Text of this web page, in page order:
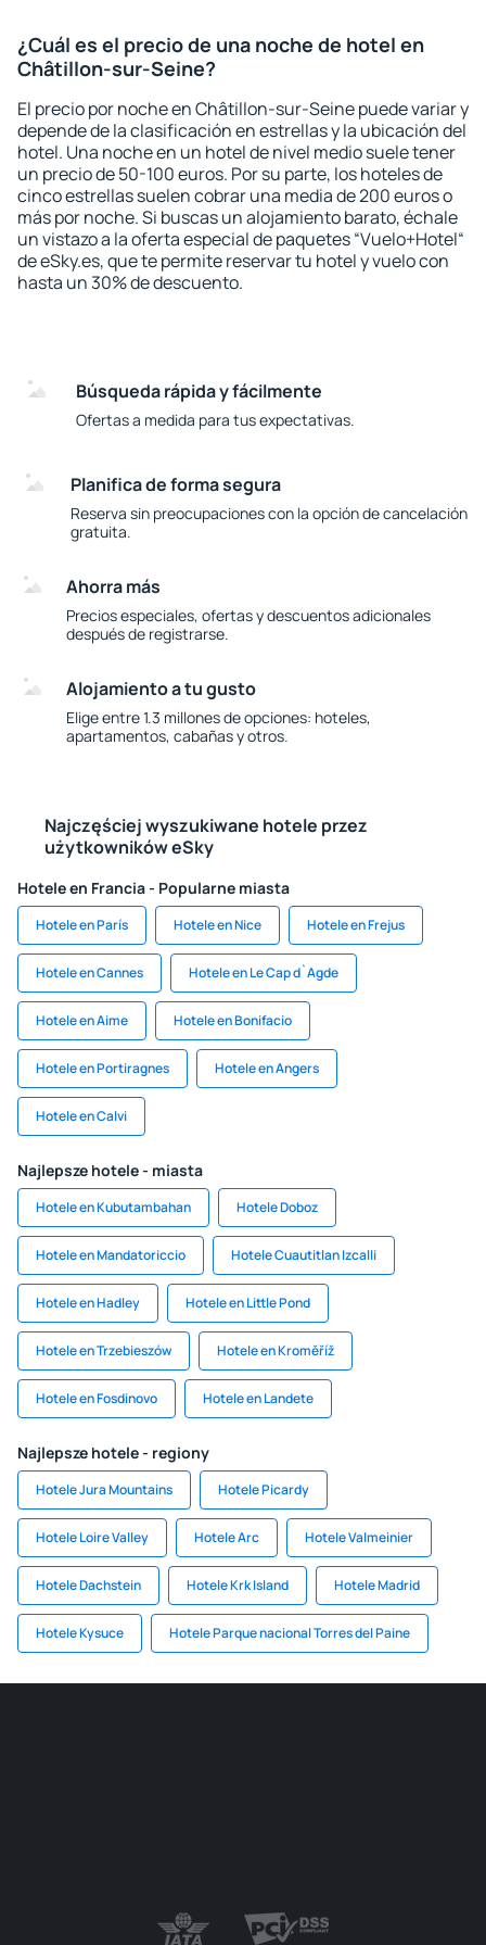
¿Cuál es el precio de una noche de hotel en
Châtillon-sur-Seine?
El precio por noche en Châtillon-sur-Seine puede variar y
depende de la clasificación en estrellas y la ubicación del
hotel. Una noche en un hotel de nivel medio suele tener
un precio de 50-100 euros. Por su parte, los hoteles de
cinco estrellas suelen cobrar una media de 200 euros o
más por noche. Si buscas un alojamiento barato, échale
un vistazo a la oferta especial de paquetes “Vuelo+Hotel“
de eSky.es, que te permite reservar tu hotel y vuelo con
hasta un 30% de descuento.
Búsqueda rápida y fácilmente
Ofertas a medida para tus expectativas.
Planifica de forma segura
Reserva sin preocupaciones con la opción de cancelación
gratuita.
Ahorra más
Precios especiales, ofertas y descuentos adicionales
después de registrarse.
Alojamiento a tu gusto
Elige entre 1.3 millones de opciones: hoteles,
apartamentos, cabañas y otros.
Najczęściej wyszukiwane hotele przez
użytkowników eSky
Hotele en Francia - Popularne miasta
Hotele en París Hotele en Nice Hotele en Frejus
Hotele en Cannes Hotele en Le Cap d`Agde
Hotele en Aime Hotele en Bonifacio
Hotele en Portiragnes Hotele en Angers
Hotele en Calvi
Najlepsze hotele - miasta
Hotele en Kubutambahan Hotele Doboz
Hotele en Mandatoriccio Hotele Cuautitlan Izcalli
Hotele en Hadley Hotele en Little Pond
Hotele en Trzebieszów Hotele en Kroměříž
Hotele en Fosdinovo Hotele en Landete
Najlepsze hotele - regiony
Hotele Jura Mountains Hotele Picardy
Hotele Loire Valley Hotele Arc Hotele Valmeinier
Hotele Dachstein Hotele Krk Island Hotele Madrid
Hotele Kysuce Hotele Parque nacional Torres del Paine